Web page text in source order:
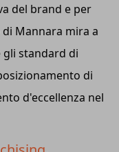
del brand e per
Mannara mira a
standard di
di
d'eccellenza nel